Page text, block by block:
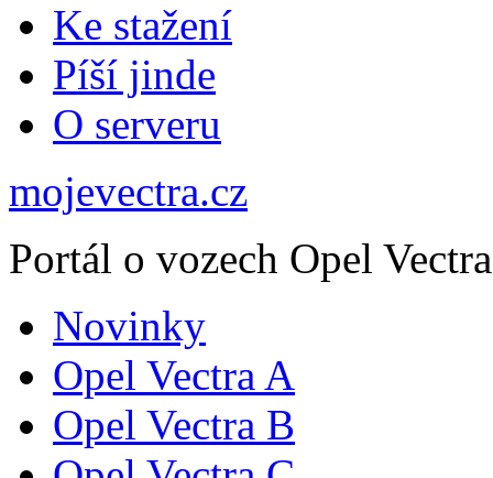
Ke stažení
Píší jinde
O serveru
mojevectra.cz
Portál o vozech Opel Vectra
Novinky
Opel Vectra A
Opel Vectra B